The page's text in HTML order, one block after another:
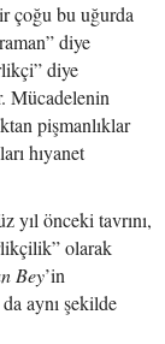
çoğu bu uğurda
diye
diye
Mücadelenin
pişmanlıklar
hıyanet
önceki tavrını,
olarak
Bey’in
da aynı şekilde